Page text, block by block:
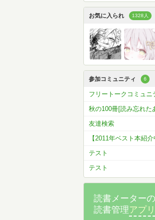
お気に入られ
1328人
参加コミュニティ 6
フリートークコミュニ
秋の100冊[読み忘れた
友達検索
【2011年ベスト本紹
テスト
テスト
読書メーターの
読書管理アプリ